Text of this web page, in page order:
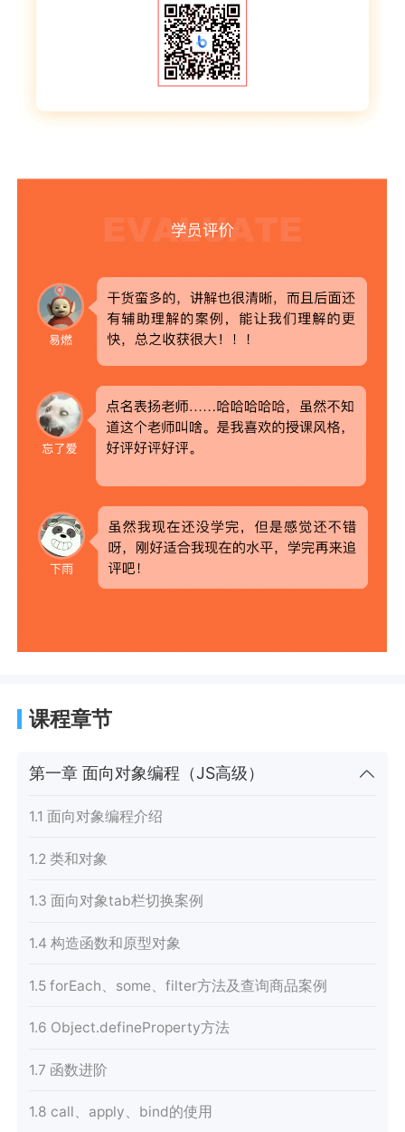
课程章节
第一章 面向对象编程（JS高级）
1.1 面向对象编程介绍
1.2 类和对象
1.3 面向对象tab栏切换案例
1.4 构造函数和原型对象
1.5 forEach、some、filter方法及查询商品案例
1.6 Object.defineProperty方法
1.7 函数进阶
1.8 call、apply、bind的使用